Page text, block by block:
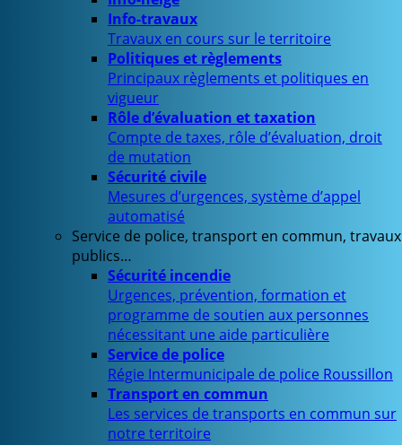
Info-travaux
Travaux en cours sur le territoire
Politiques et règlements
Principaux règlements et politiques en
vigueur
Rôle d’évaluation et taxation
Compte de taxes, rôle d’évaluation, droit
de mutation
Sécurité civile
Mesures d’urgences, système d’appel
automatisé
Service de police, transport en commun, travaux
publics…
Sécurité incendie
Urgences, prévention, formation et
programme de soutien aux personnes
nécessitant une aide particulière
Service de police
Régie Intermunicipale de police Roussillon
Transport en commun
Les services de transports en commun sur
notre territoire